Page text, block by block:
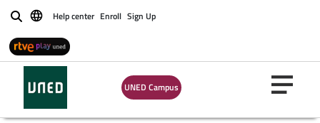
BuscarHelp center Enroll Sign Up
UNED Campus